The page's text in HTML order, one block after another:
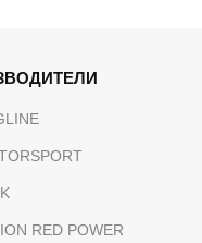
RED POWER